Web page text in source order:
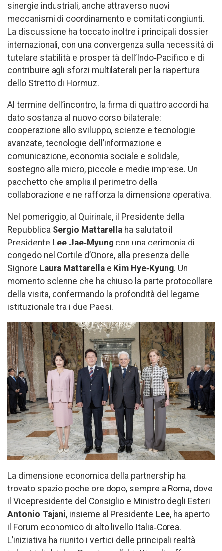
sinergie industriali, anche attraverso nuovi
meccanismi di coordinamento e comitati congiunti.
La discussione ha toccato inoltre i principali dossier
internazionali, con una convergenza sulla necessità di
tutelare stabilità e prosperità dell’Indo‑Pacifico e di
contribuire agli sforzi multilaterali per la riapertura
dello Stretto di Hormuz.
Al termine dell’incontro, la firma di quattro accordi ha
dato sostanza al nuovo corso bilaterale:
cooperazione allo sviluppo, scienze e tecnologie
avanzate, tecnologie dell’informazione e
comunicazione, economia sociale e solidale,
sostegno alle micro, piccole e medie imprese. Un
pacchetto che amplia il perimetro della
collaborazione e ne rafforza la dimensione operativa.
Nel pomeriggio, al Quirinale, il Presidente della
Repubblica Sergio Mattarella ha salutato il
Presidente Lee Jae‑Myung con una cerimonia di
congedo nel Cortile d’Onore, alla presenza delle
Signore Laura Mattarella e Kim Hye‑Kyung. Un
momento solenne che ha chiuso la parte protocollare
della visita, confermando la profondità del legame
istituzionale tra i due Paesi.
La dimensione economica della partnership ha
trovato spazio poche ore dopo, sempre a Roma, dove
il Vicepresidente del Consiglio e Ministro degli Esteri
Antonio Tajani, insieme al Presidente Lee, ha aperto
il Forum economico di alto livello Italia‑Corea.
L’iniziativa ha riunito i vertici delle principali realtà